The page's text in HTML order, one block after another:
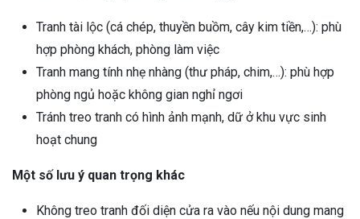
Tranh tài lộc (cá chép, thuyền buồm, cây kim tiền,…): phù
hợp phòng khách, phòng làm việc
Tranh mang tính nhẹ nhàng (thư pháp, chim,…): phù hợp
phòng ngủ hoặc không gian nghỉ ngơi
Tránh treo tranh có hình ảnh mạnh, dữ ở khu vực sinh
hoạt chung
Một số lưu ý quan trọng khác
Không treo tranh đối diện cửa ra vào nếu nội dung mang